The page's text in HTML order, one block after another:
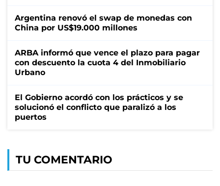
Argentina renovó el swap de monedas con
China por US$19.000 millones
ARBA informó que vence el plazo para pagar
con descuento la cuota 4 del Inmobiliario
Urbano
El Gobierno acordó con los prácticos y se
solucionó el conflicto que paralizó a los
puertos
TU COMENTARIO